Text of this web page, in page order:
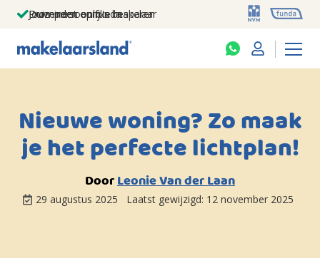
Jouw persoonlijke makelaar
Duizenden euro's besparen
Prominent op funda
Nieuwe woning? Zo maak
je het perfecte lichtplan!
DoorLeonie Van der Laan
29 augustus 2025 Laatst gewijzigd: 12 november 2025